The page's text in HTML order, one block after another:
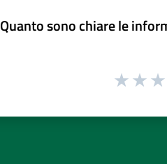
Quanto sono chiare le